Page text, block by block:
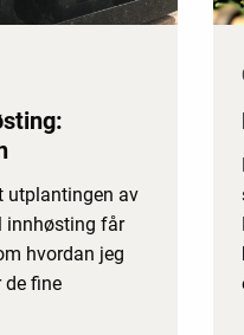
utplantingen av
innhøsting får
hvordan jeg
de fine